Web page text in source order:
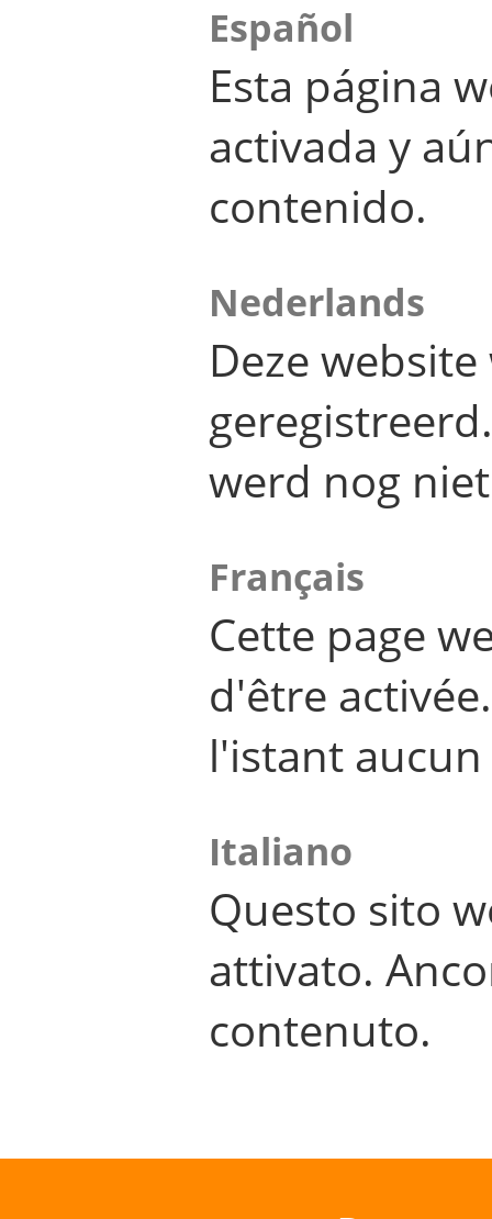
Español
Esta página
activada y
contenido.
Nederlands
Deze
werd nog
Français
Cette page
d'être
l'istant
Italiano
Questo sito
attivato.
contenuto.